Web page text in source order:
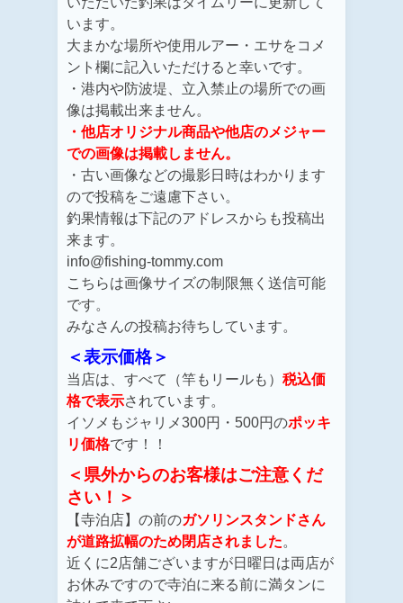
います。
大まかな場所や使用ルアー・エサをコメ
ント欄に記入いただけると幸いです。
・港内や防波堤、立入禁止の場所での画
像は掲載出来ません。
・他店オリジナル商品や他店のメジャー
での画像は掲載しません。
・古い画像などの撮影日時はわかります
ので投稿をご遠慮下さい。
釣果情報は下記のアドレスからも投稿出
来ます。
info@fishing-tommy.com
こちらは画像サイズの制限無く送信可能
です。
みなさんの投稿お待ちしています。
＜表示価格＞
当店は、すべて（竿もリールも） 税込価
格で表示されています。
イソメもジャリメ300円・500円のポッキ
リ価格です！！
＜県外からのお客様はご注意くだ
さい！＞
【寺泊店】の前のガソリンスタンドさん
が道路拡幅のため閉店されました。
近くに2店舗ございますが日曜日は両店が
お休みですので寺泊に来る前に満タンに